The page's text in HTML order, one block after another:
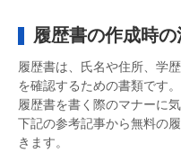
履歴書の作成時の
履歴書は、氏名や住所、学
を確認するための書類です。
履歴書を書く際のマナーに
下記の参考記事から無料の
きます。